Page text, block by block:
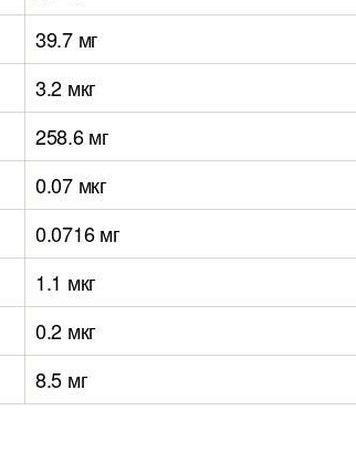
39.7 мг
3.2 мкг
258.6 мг
0.07 мкг
0.0716 мг
1.1 мкг
0.2 мкг
8.5 мг